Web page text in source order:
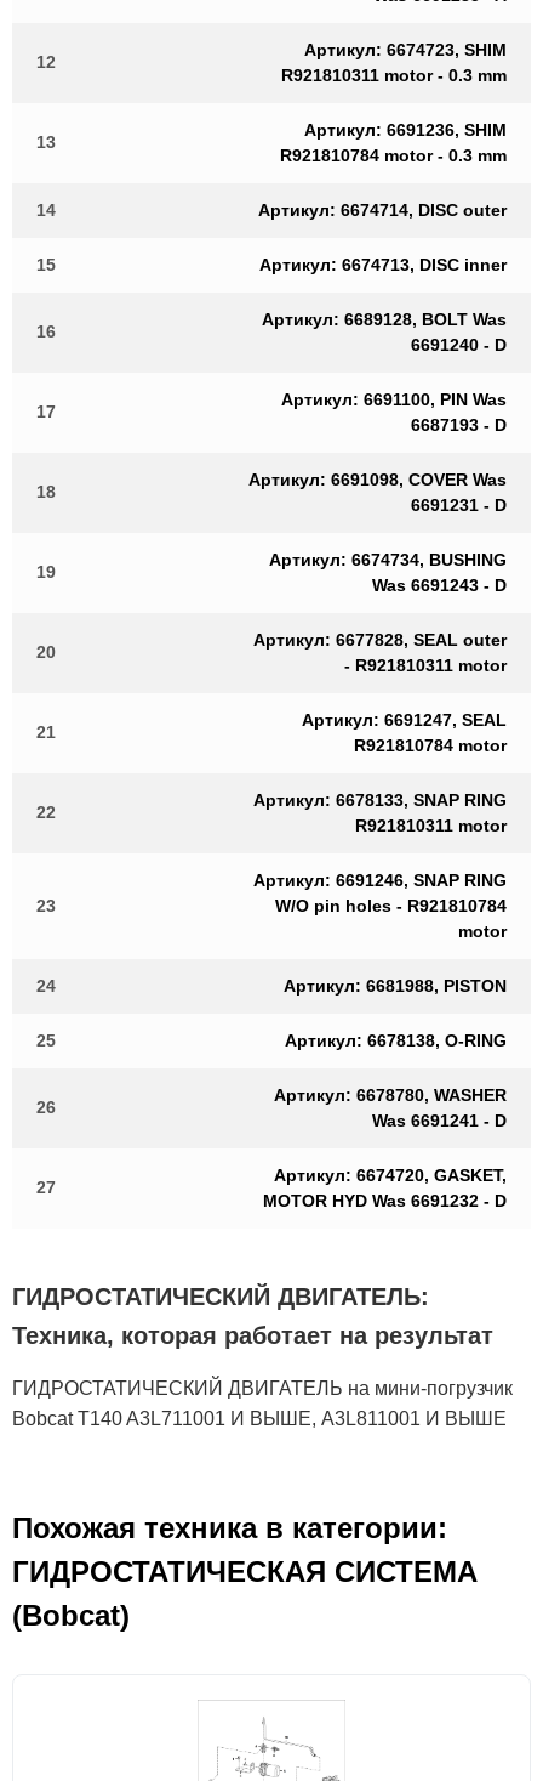
12
Артикул: 6674723, SHIM
R921810311 motor - 0.3 mm
13
Артикул: 6691236, SHIM
R921810784 motor - 0.3 mm
14 Артикул: 6674714, DISC outer
15 Артикул: 6674713, DISC inner
16
Артикул: 6689128, BOLT Was
6691240 - D
17
Артикул: 6691100, PIN Was
6687193 - D
18
Артикул: 6691098, COVER Was
6691231 - D
19
Артикул: 6674734, BUSHING
Was 6691243 - D
20
Артикул: 6677828, SEAL outer
- R921810311 motor
21
Артикул: 6691247, SEAL
R921810784 motor
22
Артикул: 6678133, SNAP RING
R921810311 motor
23
Артикул: 6691246, SNAP RING
W/O pin holes - R921810784
motor
24 Артикул: 6681988, PISTON
25 Артикул: 6678138, O-RING
26
Артикул: 6678780, WASHER
Was 6691241 - D
27
Артикул: 6674720, GASKET,
MOTOR HYD Was 6691232 - D
ГИДРОСТАТИЧЕСКИЙ ДВИГАТЕЛЬ:
Техника, которая работает на результат
ГИДРОСТАТИЧЕСКИЙ ДВИГАТЕЛЬ на мини-погрузчик
Bobcat T140 A3L711001 И ВЫШЕ, A3L811001 И ВЫШЕ
Похожая техника в категории:
ГИДРОСТАТИЧЕСКАЯ СИСТЕМА
(Bobcat)